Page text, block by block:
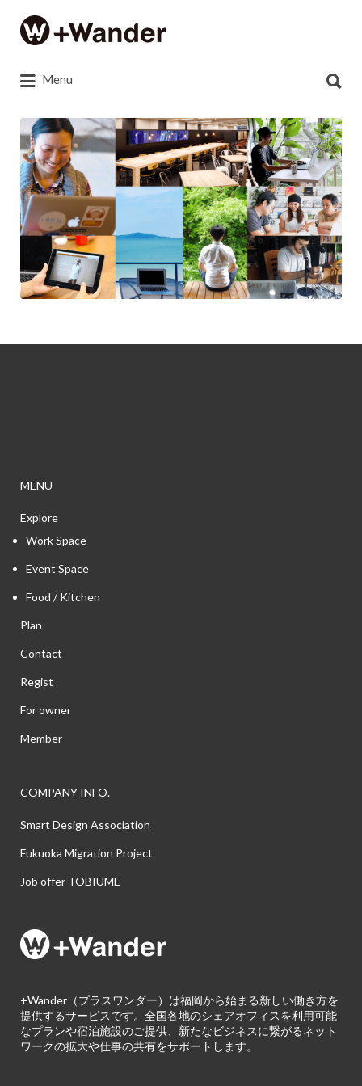
Search
for:
Menu
for:
pluswander_kv3e
MENU
Explore
Work Space
Event Space
Food / Kitchen
Plan
Contact
Regist
For owner
Member
COMPANY INFO.
Smart Design Association
Fukuoka Migration Project
Job offer TOBIUME
+Wander（プラスワンダー）は福岡から始まる新しい働き方を
提供するサービスです。全国各地のシェアオフィスを利用可能
なプランや宿泊施設のご提供、新たなビジネスに繋がるネット
ワークの拡大や仕事の共有をサポートします。